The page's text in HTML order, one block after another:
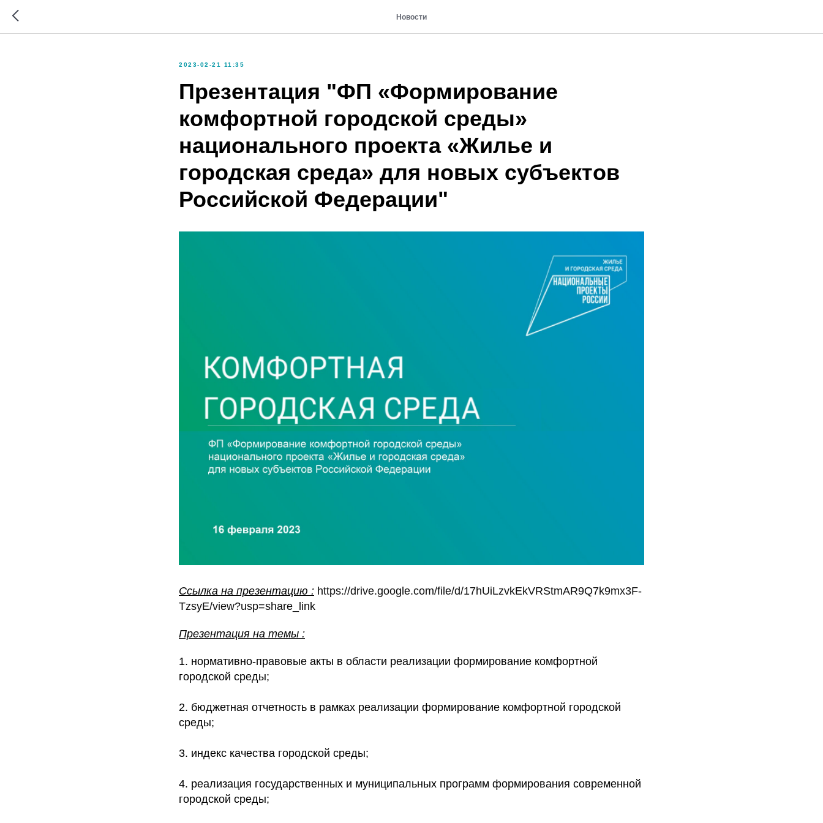
Новости
2023-02-21 11:35
Презентация "ФП «Формирование
комфортной городской среды»
национального проекта «Жилье и
городская среда» для новых субъектов
Российской Федерации"
Ссылка на презентацию : https://drive.google.com/file/d/17hUiLzvkEkVRStmAR9Q7k9mx3F-
TzsyE/view?usp=share_link
Презентация на темы :
1. нормативно-правовые акты в области реализации формирование комфортной
городской среды;
2. бюджетная отчетность в рамках реализации формирование комфортной городской
среды;
3. индекс качества городской среды;
4. реализация государственных и муниципальных программ формирования современной
городской среды;